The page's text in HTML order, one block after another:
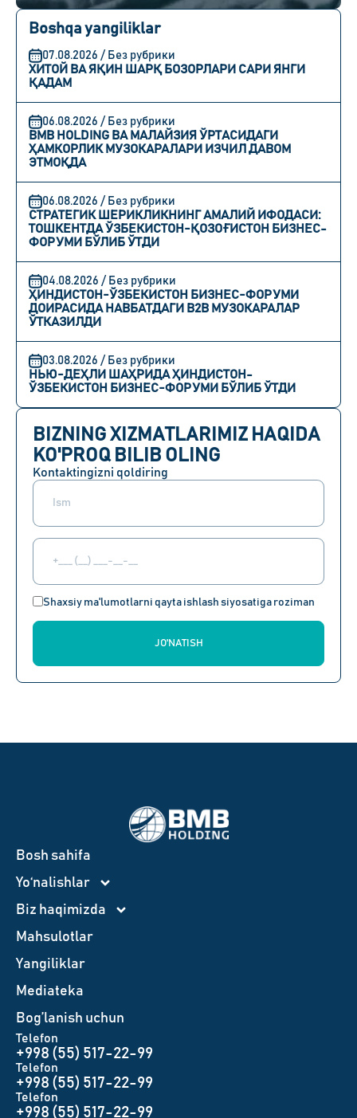
Boshqa yangiliklar
07.08.2026 / Без рубрики
ХИТОЙ ВА ЯҚИН ШАРҚ БОЗОРЛАРИ САРИ ЯНГИ
ҚАДАМ
06.08.2026 / Без рубрики
BMB HOLDING ВА МАЛАЙЗИЯ ЎРТАСИДАГИ
ҲАМКОРЛИК МУЗОКАРАЛАРИ ИЗЧИЛ ДАВОМ
ЭТМОҚДА
06.08.2026 / Без рубрики
СТРАТЕГИК ШЕРИКЛИКНИНГ АМАЛИЙ ИФОДАСИ:
ТОШКЕНТДА ЎЗБЕКИСТОН-ҚОЗОҒИСТОН БИЗНЕС-
ФОРУМИ БЎЛИБ ЎТДИ
04.08.2026 / Без рубрики
ҲИНДИСТОН-ЎЗБЕКИСТОН БИЗНЕС-ФОРУМИ
ДОИРАСИДА НАВБАТДАГИ B2B МУЗОКАРАЛАР
ЎТКАЗИЛДИ
03.08.2026 / Без рубрики
НЬЮ-ДЕҲЛИ ШАҲРИДА ҲИНДИСТОН-
ЎЗБЕКИСТОН БИЗНЕС-ФОРУМИ БЎЛИБ ЎТДИ
BIZNING XIZMATLARIMIZ HAQIDA
KO'PROQ BILIB OLING
Kontaktingizni qoldiring
Shaxsiy ma'lumotlarni qayta ishlash siyosatiga roziman
JO'NATISH
Bosh sahifa
Yo‘nalishlar
Biz haqimizda
Mahsulotlar
Yangiliklar
Mediateka
Bog’lanish uchun
Telefon
+998 (55) 517-22-99
Telefon
+998 (55) 517-22-99
Telefon
+998 (55) 517-22-99